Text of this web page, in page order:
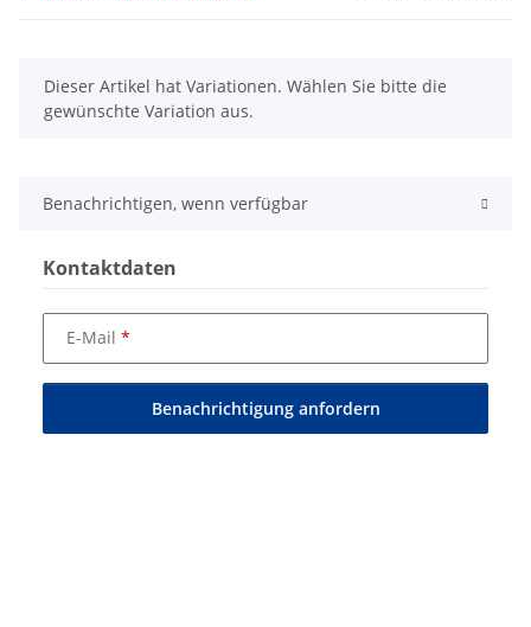
x
Dieser Artikel hat Variationen. Wählen Sie bitte die
gewünschte Variation aus.
Benachrichtigen, wenn verfügbar
Kontaktdaten
E-Mail
Benachrichtigung anfordern